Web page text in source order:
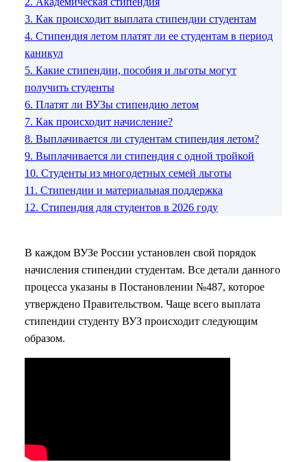
3. Как происходит выплата стипендии студентам
4. Стипендия летом платят ли ее студентам в период
каникул
5. Какие стипендии, пособия и льготы могут
получить студенты
6. Платят ли ВУЗы стипендию летом
7. Как происходит начисление?
8. Выплачивается ли студентам стипендия летом?
9. Выплачивается ли стипендия с одной тройкой
10. Студенты из многодетных семей льготы
11. Стипендии и материальная поддержка
12. Стипендия для студентов в 2026 году
В каждом ВУЗе России установлен свой порядок
начисления стипендии студентам. Все детали данного
процесса указаны в Постановлении №487, которое
утверждено Правительством. Чаще всего выплата
стипендии студенту ВУЗ происходит следующим
образом.